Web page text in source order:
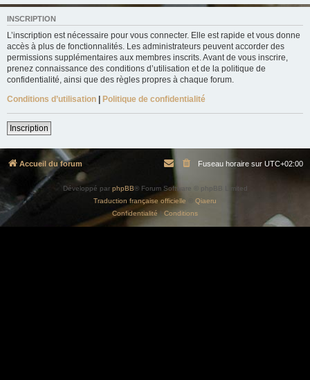
INSCRIPTION
L’inscription est nécessaire pour vous connecter. Elle est rapide et vous donne
accès à plus de fonctionnalités. Les administrateurs peuvent accorder des
permissions supplémentaires aux membres inscrits. Avant de vous inscrire,
prenez connaissance des conditions d’utilisation et de la politique de
confidentialité, ainsi que des règles propres à chaque forum.
Conditions d’utilisation | Politique de confidentialité
Inscription
Accueil du forum Fuseau horaire sur UTC+02:00
Développé par phpBB® Forum Software © phpBB Limited
Traduction française officielle
Qiaeru
Confidentialité | Conditions